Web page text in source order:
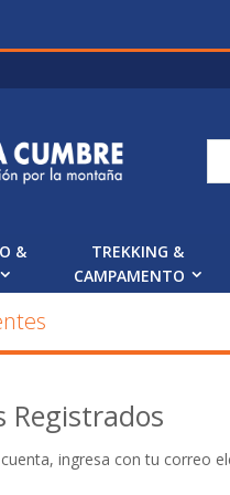
&
TREKKING &
CAMPAMENTO
Registrados
ingresa con tu correo